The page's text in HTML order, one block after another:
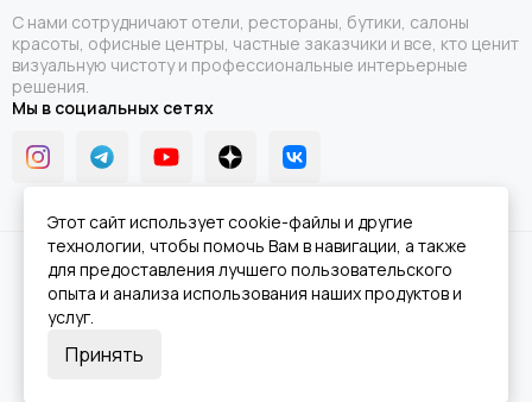
С нами сотрудничают отели, рестораны, бутики, салоны
красоты, офисные центры, частные заказчики и все, кто ценит
визуальную чистоту и профессиональные интерьерные
решения.
Мы в социальных сетях
2026 © Ну и Туи!.Карта сайта
Этот сайт использует cookie-файлы и другие
технологии, чтобы помочь Вам в навигации, а также
для предоставления лучшего пользовательского
опыта и анализа использования наших продуктов и
услуг.
Принять